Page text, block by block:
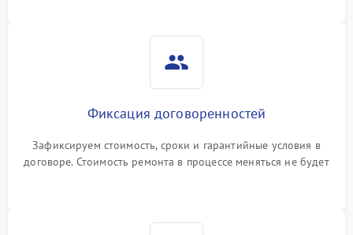
Фиксация договоренностей
Зафиксируем стоимость, сроки и гарантийные условия в
договоре. Стоимость ремонта в процессе меняться не будет